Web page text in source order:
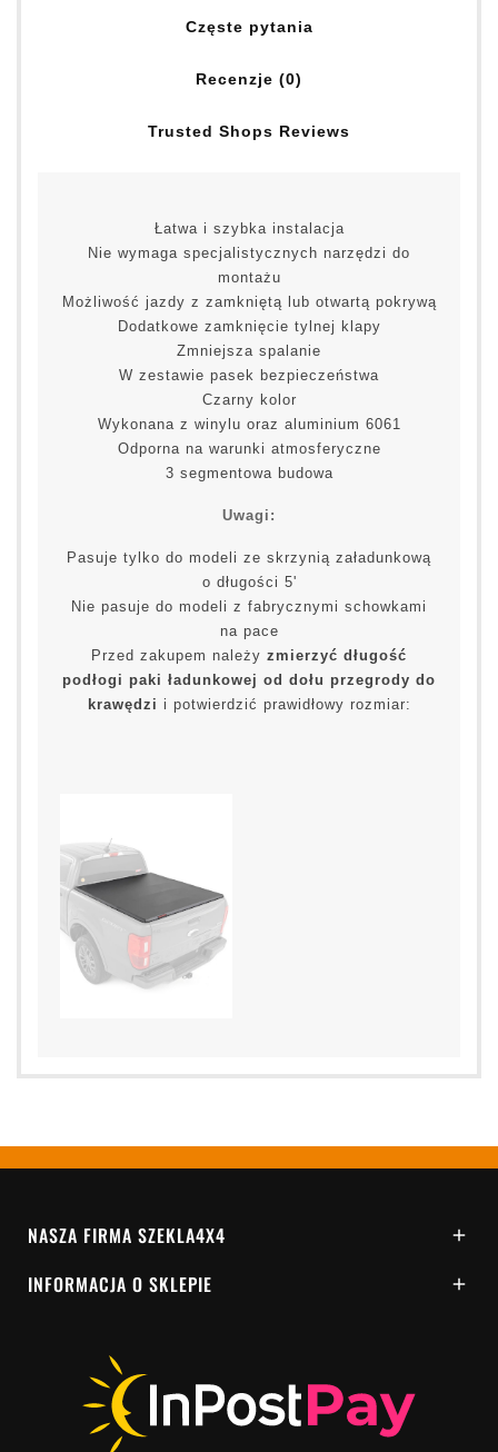
Częste pytania
Recenzje (0)
Trusted Shops Reviews
Łatwa i szybka instalacja
Nie wymaga specjalistycznych narzędzi do
montażu
Możliwość jazdy z zamkniętą lub otwartą pokrywą
Dodatkowe zamknięcie tylnej klapy
Zmniejsza spalanie
W zestawie pasek bezpieczeństwa
Czarny kolor
Wykonana z winylu oraz aluminium 6061
Odporna na warunki atmosferyczne
3 segmentowa budowa
Uwagi:
Pasuje tylko do modeli ze skrzynią załadunkową
o długości 5'
Nie pasuje do modeli z fabrycznymi schowkami
na pace
Przed zakupem należy zmierzyć długość
podłogi paki ładunkowej od dołu przegrody do
krawędzi i potwierdzić prawidłowy rozmiar:
NASZA FIRMA SZEKLA4X4 
INFORMACJA O SKLEPIE 